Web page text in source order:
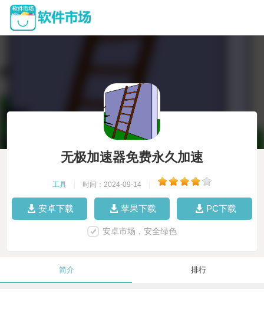
无极加速器免费永久加速
工具 时间：2024-09-14
安卓下载 苹果下载 PC下载
安卓市场，安全绿色
简介 排行